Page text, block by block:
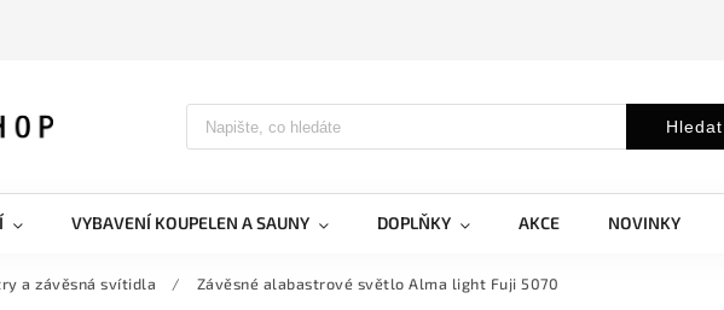
Hledat
VYBAVENÍ KOUPELEN A SAUNY DOPLŇKY AKCE NOVINKY
a závěsná svítidla / Závěsné alabastrové světlo Alma light Fuji 5070